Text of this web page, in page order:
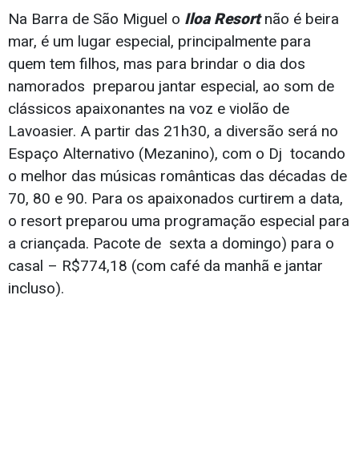
Na Barra de São Miguel o Iloa Resort não é beira
mar, é um lugar especial, principalmente para
quem tem filhos, mas para brindar o dia dos
namorados preparou jantar especial, ao som de
clássicos apaixonantes na voz e violão de
Lavoasier. A partir das 21h30, a diversão será no
Espaço Alternativo (Mezanino), com o Dj tocando
o melhor das músicas românticas das décadas de
70, 80 e 90. Para os apaixonados curtirem a data,
o resort preparou uma programação especial para
a criançada. Pacote de sexta a domingo) para o
casal – R$774,18 (com café da manhã e jantar
incluso).